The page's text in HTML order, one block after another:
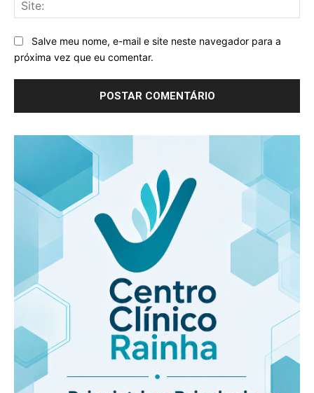
Salve meu nome, e-mail e site neste navegador para a
próxima vez que eu comentar.